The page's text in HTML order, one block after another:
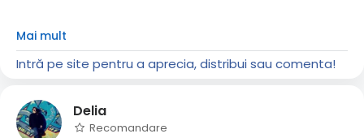
trăiește numai cu pâine, ci cu orice cuvânt care iese
din gura lui Dumnezeu.’ " Matei 4:4
"De aceea, pe oricine aude aceste cuvinte ale Mele și
le face, îl voi asemăna cu un om cu judecată, care și-a
zidit casa pe stâncă." Matei 7:24
Mai mult
Intră pe site pentru a aprecia, distribui sau comenta!
Delia
Recomandare